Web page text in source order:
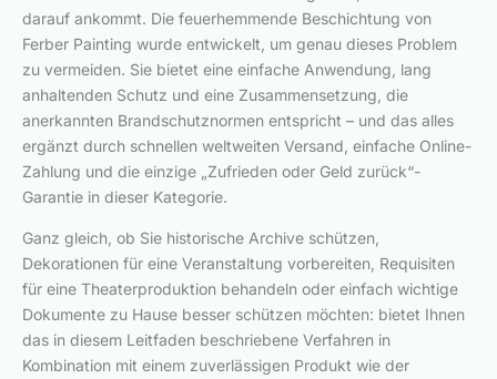
darauf ankommt. Die feuerhemmende Beschichtung von
Ferber Painting wurde entwickelt, um genau dieses Problem
zu vermeiden. Sie bietet eine einfache Anwendung, lang
anhaltenden Schutz und eine Zusammensetzung, die
anerkannten Brandschutznormen entspricht – und das alles
ergänzt durch schnellen weltweiten Versand, einfache Online-
Zahlung und die einzige „Zufrieden oder Geld zurück“-
Garantie in dieser Kategorie.
Ganz gleich, ob Sie historische Archive schützen,
Dekorationen für eine Veranstaltung vorbereiten, Requisiten
für eine Theaterproduktion behandeln oder einfach wichtige
Dokumente zu Hause besser schützen möchten: bietet Ihnen
das in diesem Leitfaden beschriebene Verfahren in
Kombination mit einem zuverlässigen Produkt wie der